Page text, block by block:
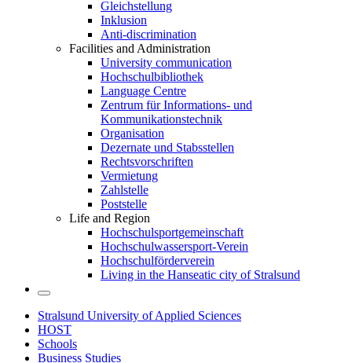
Gleichstellung
Inklusion
Anti-discrimination
Facilities and Administration
University communication
Hochschulbibliothek
Language Centre
Zentrum für Informations- und
Kommunikationstechnik
Organisation
Dezernate und Stabsstellen
Rechtsvorschriften
Vermietung
Zahlstelle
Poststelle
Life and Region
Hochschulsportgemeinschaft
Hochschulwassersport-Verein
Hochschulförderverein
Living in the Hanseatic city of Stralsund
Stralsund University of Applied Sciences
HOST
Schools
Business Studies